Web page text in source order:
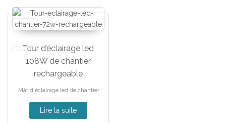
Tour d’éclairage led
108W de chantier
rechargeable
Mât d'éclairage led de chantier
Lire la suite